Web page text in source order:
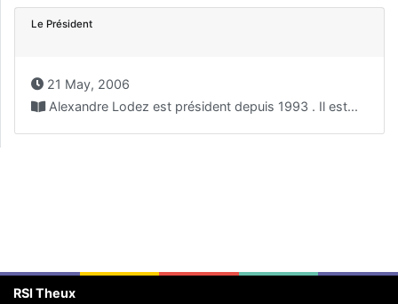
Le Président
21 May, 2006
Alexandre Lodez est président depuis 1993 . Il est...
RSI Theux